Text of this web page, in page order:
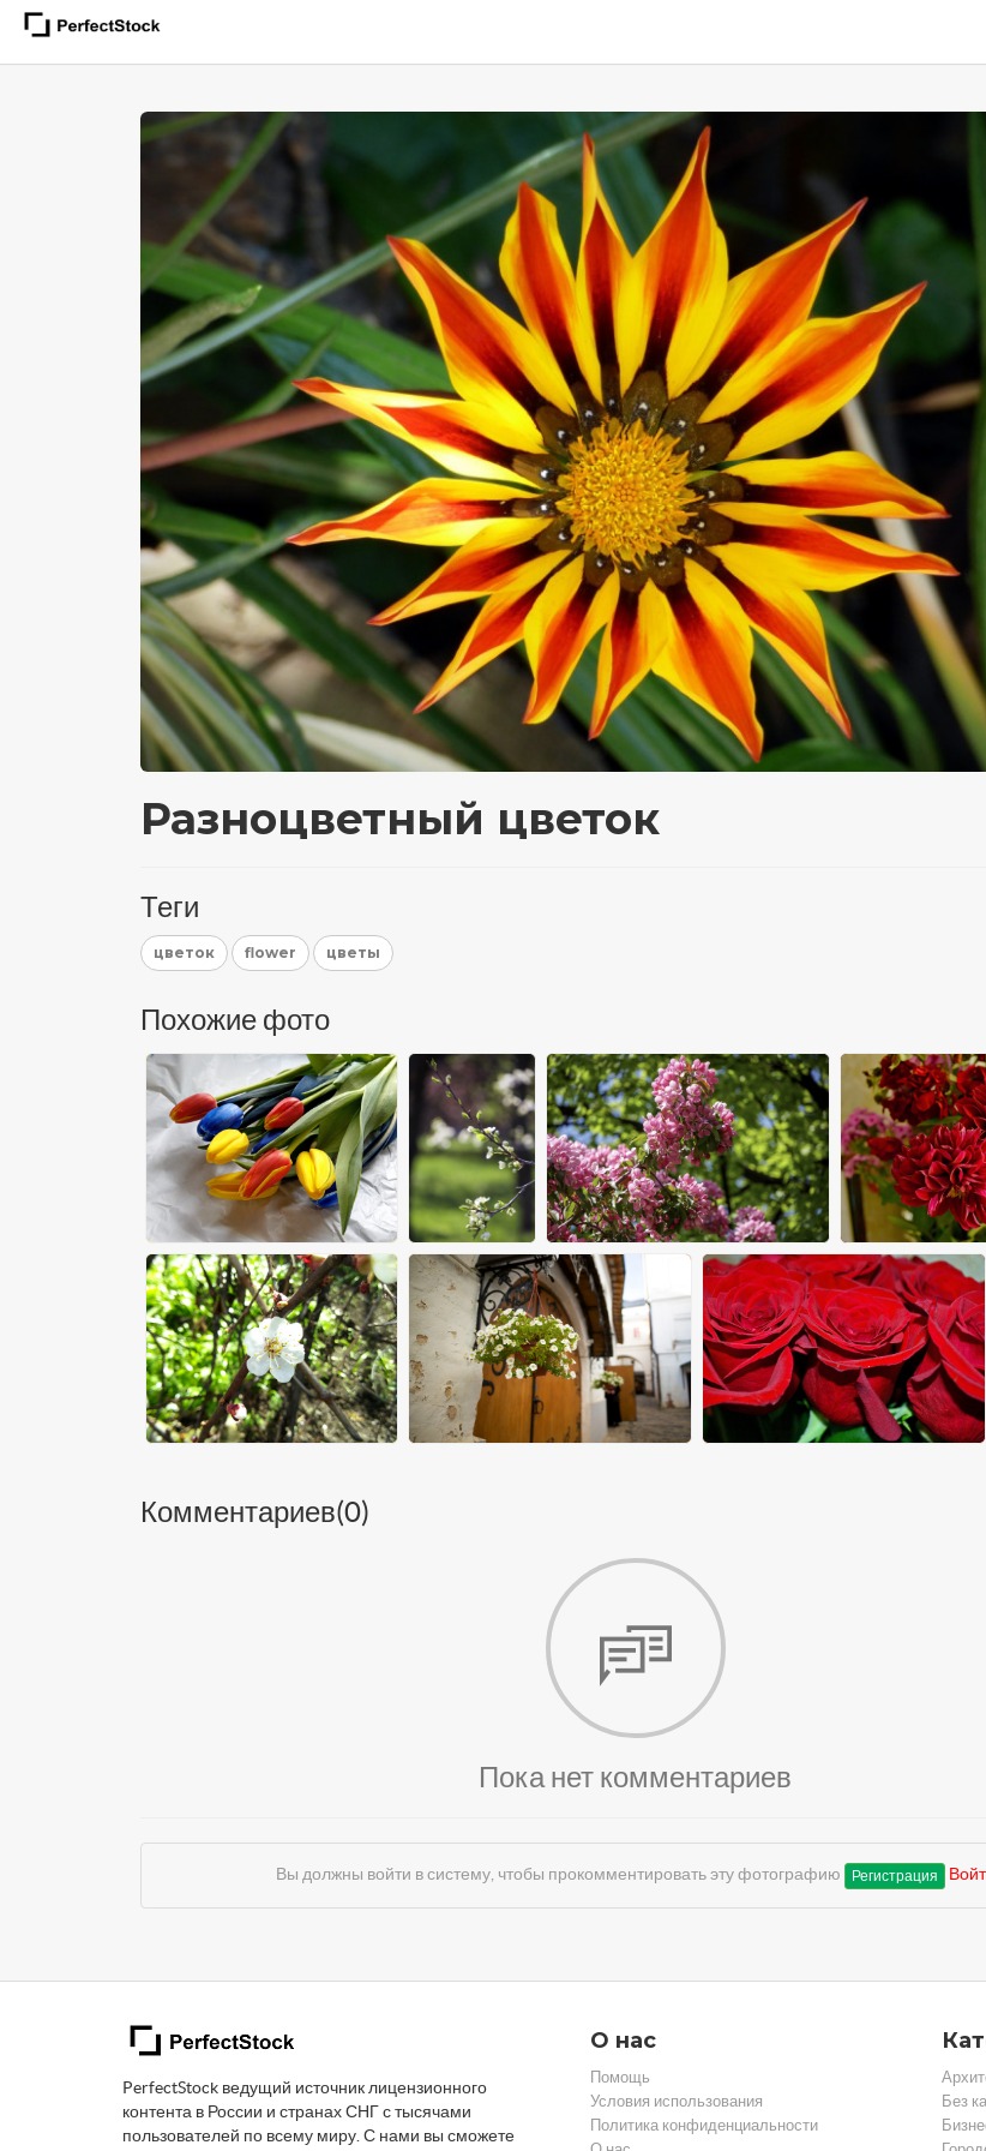
Разноцветный цветок
Теги
цветок flower цветы
Похожие фото
Комментариев(0)
Пока нет комментариев
Вы должны войти в систему, чтобы прокомментировать эту фотографию Регистрация
PerfectStock ведущий источник лицензионного
контента в России и странах СНГ с тысячами
пользователей по всему миру. С нами вы сможете
О нас
Помощь
Условия использования
Политика конфиденциальности
Без